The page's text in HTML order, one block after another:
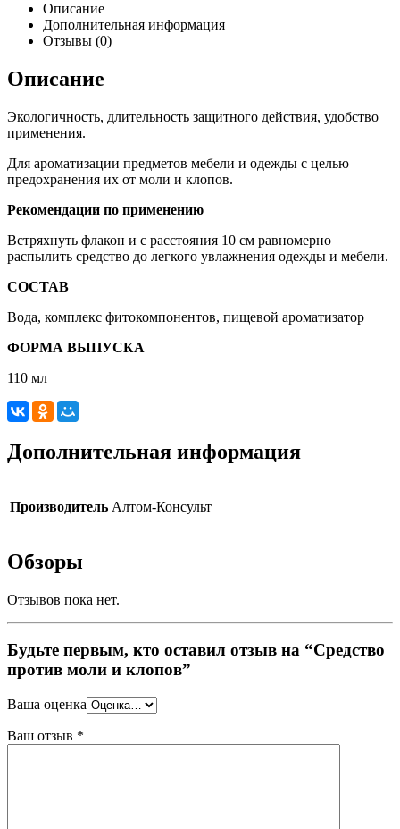
Описание
Дополнительная информация
Отзывы (0)
Описание
Экологичность, длительность защитного действия, удобство
применения.
Для ароматизации предметов мебели и одежды с целью
предохранения их от моли и клопов.
Рекомендации по применению
Встряхнуть флакон и с расстояния 10 см равномерно
распылить средство до легкого увлажнения одежды и мебели.
СОСТАВ
Вода, комплекс фитокомпонентов, пищевой ароматизатор
ФОРМА ВЫПУСКА
110 мл
Дополнительная информация
Производитель Алтом-Консульт
Обзоры
Отзывов пока нет.
Будьте первым, кто оставил отзыв на “Средство
против моли и клопов”
Ваша оценка
Ваш отзыв *